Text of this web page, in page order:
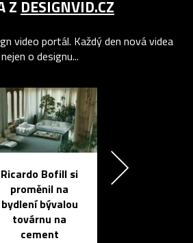
Z DESIGNVID.CZ
video portál. Každý den nová videa
nejen o designu...
Ricardo Bofill si
proměnil na
bydlení bývalou
továrnu na
cement